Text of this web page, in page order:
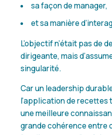
sa façon de manager,
et sa manière
L’objectif n’était pas de
dirigeante, mais
singularité.
Car un leadership
l’application de recettes
une meilleure
grande cohérence entre